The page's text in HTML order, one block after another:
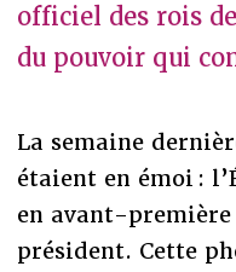
officiel des rois
du pouvoir qui
La semaine
étaient en émoi :
en avant-
président. Cette